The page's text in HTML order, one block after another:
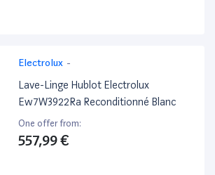
Electrolux -
Lave-Linge Hublot Electrolux
Ew7W3922Ra Reconditionné Blanc
One offer from:
557,99 €